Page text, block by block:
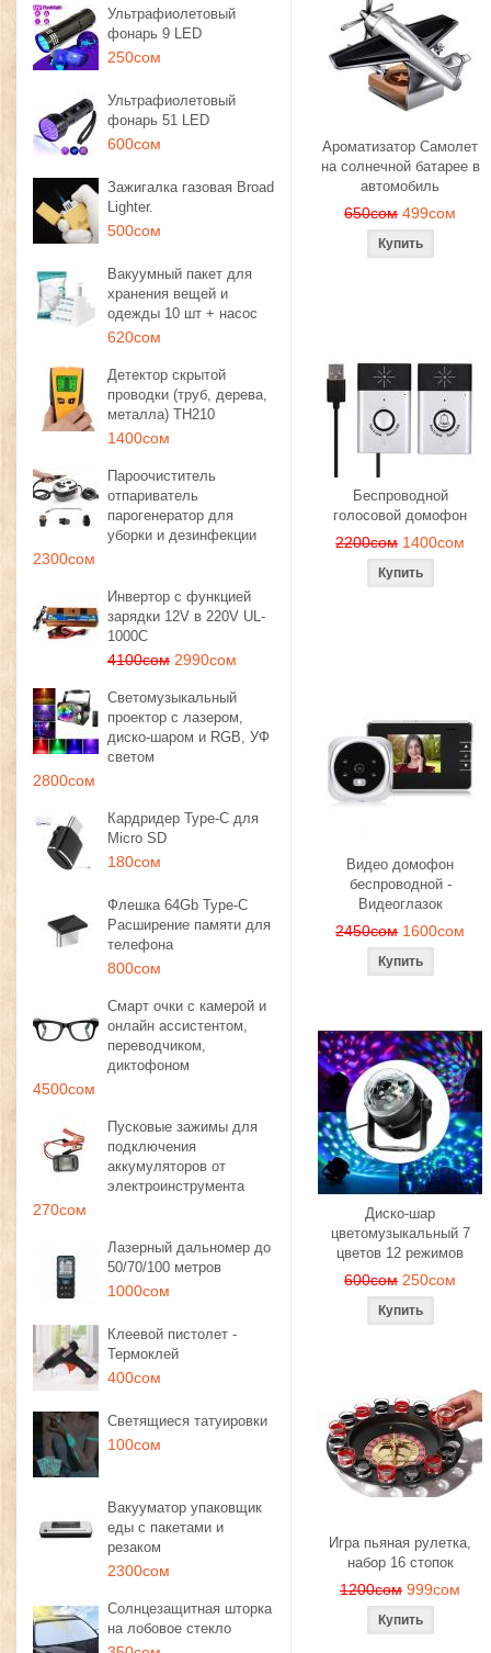
Ультрафиолетовый
фонарь 9 LED
250сом
Ультрафиолетовый
фонарь 51 LED
600сом
Зажигалка газовая Broad
Lighter.
500сом
Вакуумный пакет для
хранения вещей и
одежды 10 шт + насос
620сом
Детектор скрытой
проводки (труб, дерева,
металла) TH210
1400сом
Пароочиститель
отпариватель
парогенератор для
уборки и дезинфекции
2300сом
Инвертор с функцией
зарядки 12V в 220V UL-
1000C
4100сом 2990сом
Светомузыкальный
проектор с лазером,
диско-шаром и RGB, УФ
светом
2800сом
Кардридер Type-C для
Micro SD
180сом
Флешка 64Gb Type-C
Расширение памяти для
телефона
800сом
Смарт очки с камерой и
онлайн ассистентом,
переводчиком,
диктофоном
4500сом
Пусковые зажимы для
подключения
аккумуляторов от
электроинструмента
270сом
Лазерный дальномер до
50/70/100 метров
1000сом
Клеевой пистолет -
Термоклей
400сом
Светящиеся татуировки
100сом
Вакууматор упаковщик
еды с пакетами и
резаком
2300сом
Солнцезащитная шторка
на лобовое стекло
Ароматизатор Самолет
на солнечной батарее в
автомобиль
650сом 499сом
Беспроводной
голосовой домофон
2200сом 1400сом
Видео домофон
беспроводной -
Видеоглазок
2450сом 1600сом
Диско-шар
цветомузыкальный 7
цветов 12 режимов
600сом 250сом
Игра пьяная рулетка,
набор 16 стопок
1200сом 999сом